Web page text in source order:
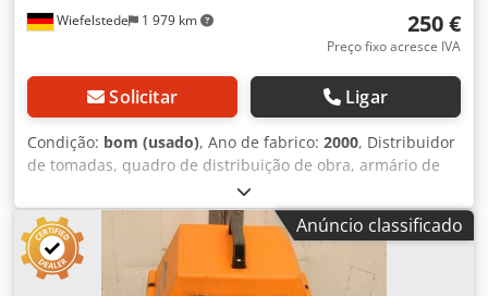
Wiefelstede 1 979 km 250 €
Preço fixo acresce IVA
Solicitar Ligar
Condição: bom (usado), Ano de fabrico: 2000, Distribuidor
de tomadas, quadro de distribuição de obra, armário de
ligação -Equipamento -Interruptor diferencial residual
(NFI) Dksdpeb A H D Sjfx Aa Dor -Fusível principal -1x
tomada 63 A -Cabo de alimentação com ficha 63 A -
Dimensões: 520/520/H800 mm -Peso: 20 kg
Anúncio classificado